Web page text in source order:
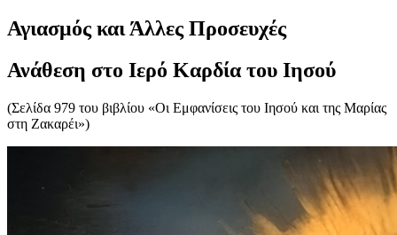
Αγιασμός και Άλλες Προσευχές
Ανάθεση στο Ιερό Καρδία του Ιησού
(Σελίδα 979 του βιβλίου «Οι Εμφανίσεις του Ιησού και της Μαρίας
στη Ζακαρέι»)